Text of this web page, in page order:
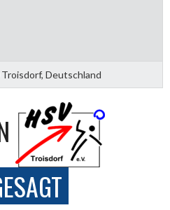
Deutschland